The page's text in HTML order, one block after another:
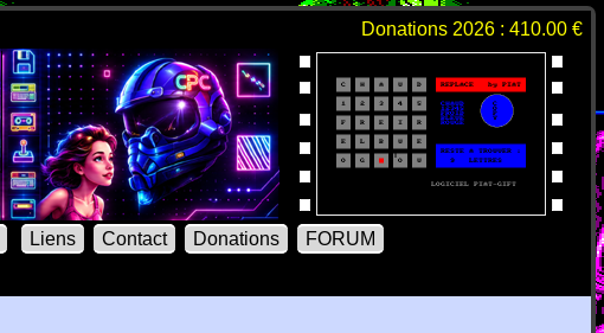
Donations 2026 : 410.00 €
Liens Contact Donations
FORUM